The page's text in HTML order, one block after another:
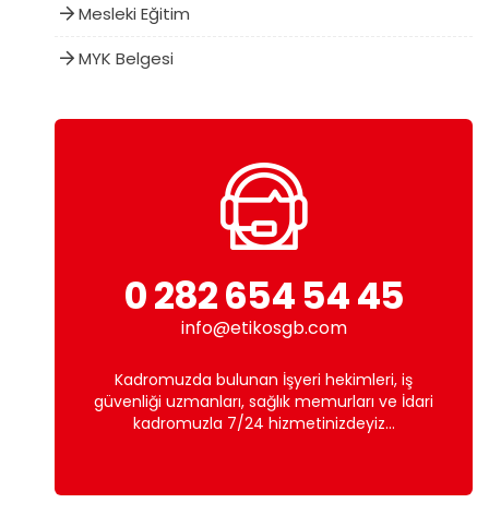
Mesleki Eğitim
MYK Belgesi
0 282 654 54 45
info@etikosgb.com
Kadromuzda bulunan İşyeri hekimleri, iş
güvenliği uzmanları, sağlık memurları ve İdari
kadromuzla 7/24 hizmetinizdeyiz...